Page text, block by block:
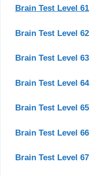
Brain Test Level 61
Brain Test Level 62
Brain Test Level 63
Brain Test Level 64
Brain Test Level 65
Brain Test Level 66
Brain Test Level 67